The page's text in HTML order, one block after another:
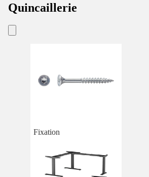
Quincaillerie
Fixation